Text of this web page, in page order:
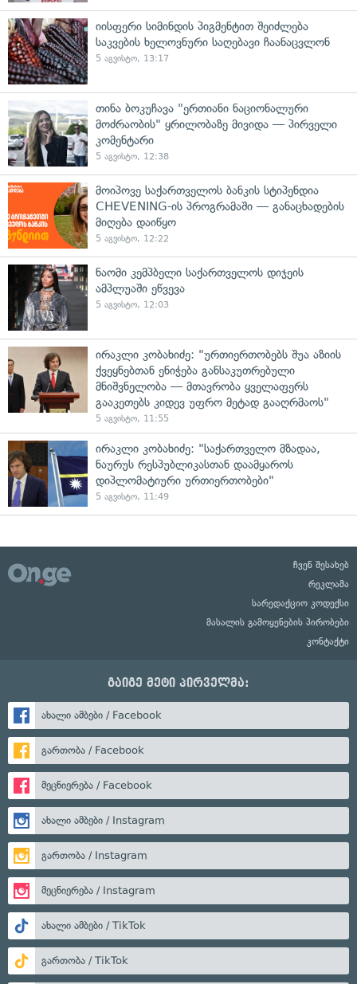
იისფერი სიმინდის პიგმენტით შეიძლება
საკვების ხელოვნური საღებავი ჩაანაცვლონ
5 აგვისტო, 13:17
თინა ბოკუჩავა "ერთიანი ნაციონალური
მოძრაობის" ყრილობაზე მივიდა — პირველი
კომენტარი
5 აგვისტო, 12:38
მოიპოვე საქართველოს ბანკის სტიპენდია
CHEVENING-ის პროგრამაში — განაცხადების
მიღება დაიწყო
5 აგვისტო, 12:22
ნაომი კემპბელი საქართველოს დიჯეის
ამპლუაში ეწვევა
5 აგვისტო, 12:03
ირაკლი კობახიძე: "ურთიერთობებს შუა აზიის
ქვეყნებთან ენიჭება განსაკუთრებული
მნიშვნელობა — მთავრობა ყველაფერს
გააკეთებს კიდევ უფრო მეტად გააღრმაოს"
5 აგვისტო, 11:55
ირაკლი კობახიძე: "საქართველო მზადაა,
ნაურუს რესპუბლიკასთან დაამყაროს
დიპლომატიური ურთიერთობები"
5 აგვისტო, 11:49
ჩვენ შესახებ
რეკლამა
სარედაქციო კოდექსი
მასალის გამოყენების პირობები
კონტაქტი
გაიგე მეტი პირველმა:
ახალი ამბები / Facebook
გართობა / Facebook
მეცნიერება / Facebook
ახალი ამბები / Instagram
გართობა / Instagram
მეცნიერება / Instagram
ახალი ამბები / TikTok
გართობა / TikTok